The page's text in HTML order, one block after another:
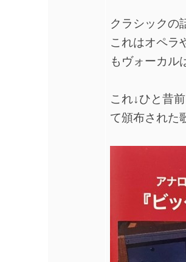
クラシックの
これはオペラ
もヴォーカル
これ↓ひと昔
て頒布された